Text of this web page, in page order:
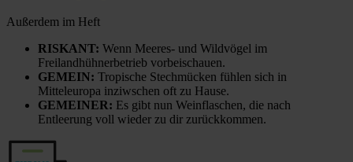
Außerdem im Heft
RISKANT: Wenn Meeres- und Wildvögel im
Freilandhühnerbetrieb vorbeischauen.
GEMEIN: Tropische Stechmücken fühlen sich in
Mitteleuropa inziwschen oft zu Hause.
GEMEINER: Es gibt nun Weinflaschen, die nach
Entleerung voll wieder zu dir zurückkommen.